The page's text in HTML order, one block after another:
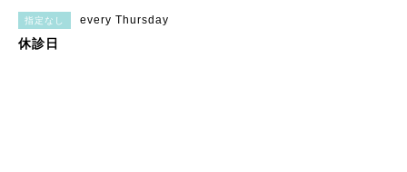
指定なし every Thursday
休診日